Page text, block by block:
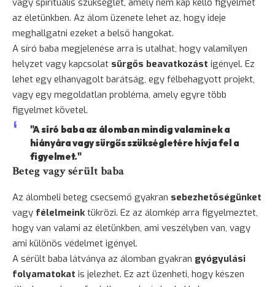
az életünkben. Az álom üzenete lehet az, hogy ideje
meghallgatni ezeket a belső hangokat.
A síró baba megjelenése arra is utalhat, hogy valamilyen
helyzet vagy kapcsolat sürgős beavatkozást igényel. Ez
lehet egy elhanyagolt barátság, egy félbehagyott projekt,
vagy egy megoldatlan probléma, amely egyre több
figyelmet követel.
"A síró baba az álomban mindig valaminek a
hiányára vagy sürgős szükségletére hívja fel a
figyelmet."
Beteg vagy sérült baba
Az álombeli beteg csecsemő gyakran sebezhetőségünket
vagy félelmeinktükrözi. Ez az álomkép arra figyelmeztet,
hogy van valami az életünkben, ami veszélyben van, vagy
ami különös védelmet igényel.
A sérült baba látványa az álomban gyakran gyógyulási
folyamatokat is jelezhet. Ez azt üzenheti, hogy készen